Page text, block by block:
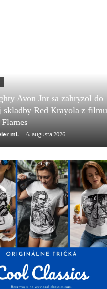
Avon Jnr sa zahryzol do
skladby Red Krayola z filmu
ml. - 6. augusta 2026